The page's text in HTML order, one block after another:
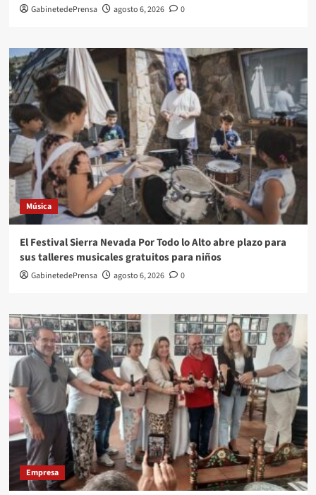
GabinetedePrensa agosto 6, 2026 0
Música
El Festival Sierra Nevada Por Todo lo Alto abre plazo para
sus talleres musicales gratuitos para niños
GabinetedePrensa agosto 6, 2026 0
Empresa